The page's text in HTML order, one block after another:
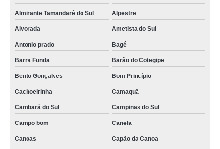
Almirante Tamandaré do Sul Alpestre
Alvorada Ametista do Sul
Antonio prado Bagé
Barra Funda Barão do Cotegipe
Bento Gonçalves Bom Princípio
Cachoeirinha Camaquã
Cambará do Sul Campinas do Sul
Campo bom Canela
Canoas Capão da Canoa